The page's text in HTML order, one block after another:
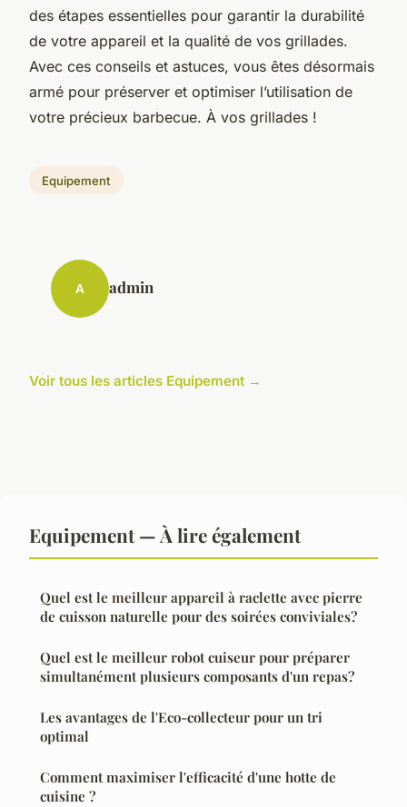
des étapes essentielles pour garantir la durabilité
de votre appareil et la qualité de vos grillades.
Avec ces conseils et astuces, vous êtes désormais
armé pour préserver et optimiser l’utilisation de
votre précieux barbecue. À vos grillades !
Equipement
A admin
Voir tous les articles Equipement →
Equipement — À lire également
Quel est le meilleur appareil à raclette avec pierre
de cuisson naturelle pour des soirées conviviales?
Quel est le meilleur robot cuiseur pour préparer
simultanément plusieurs composants d'un repas?
Les avantages de l'Eco-collecteur pour un tri
optimal
Comment maximiser l'efficacité d'une hotte de
cuisine ?